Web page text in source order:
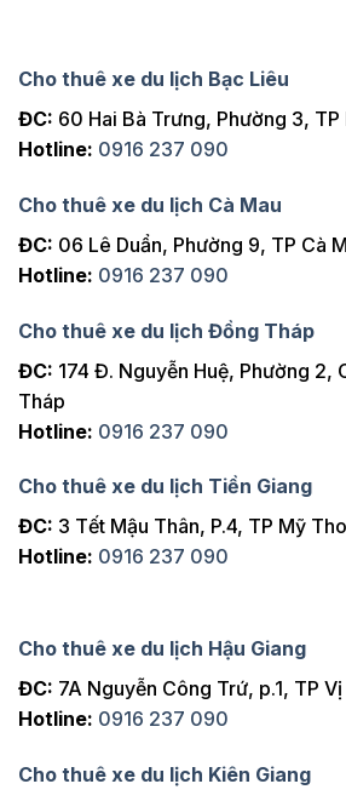
Cho thuê xe du lịch Bạc Liêu
ĐC: 60 Hai Bà Trưng, Phường 3, TP
Hotline: 0916 237 090
Cho thuê xe du lịch Cà Mau
ĐC: 06 Lê Duẩn, Phường 9, TP Cà
Hotline: 0916 237 090
Cho thuê xe du lịch Đồng Tháp
ĐC: 174 Đ. Nguyễn Huệ, Phường 2,
Tháp
Hotline: 0916 237 090
Cho thuê xe du lịch Tiền Giang
ĐC: 3 Tết Mậu Thân, P.4, TP Mỹ
Hotline: 0916 237 090
Cho thuê xe du lịch Hậu Giang
ĐC: 7A Nguyễn Công Trứ, p.1, TP
Hotline: 0916 237 090
Cho thuê xe du lịch Kiên Giang